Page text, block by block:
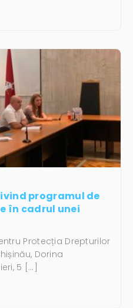
programul de
în cadrul unei
Protecția Drepturilor
Dorina
5 […]